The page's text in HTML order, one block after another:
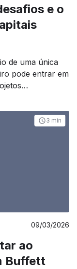
e o
de uma única
pode entrar em
concentrado;
o debate passa
3 min
09/03/2026
ao
Buffett